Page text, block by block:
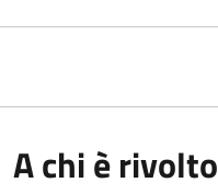
A chi è rivolto